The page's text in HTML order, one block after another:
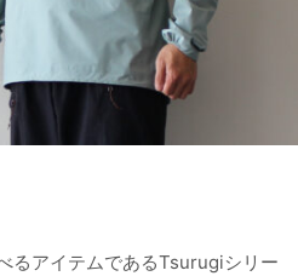
るアイテムであるTsurugiシリー